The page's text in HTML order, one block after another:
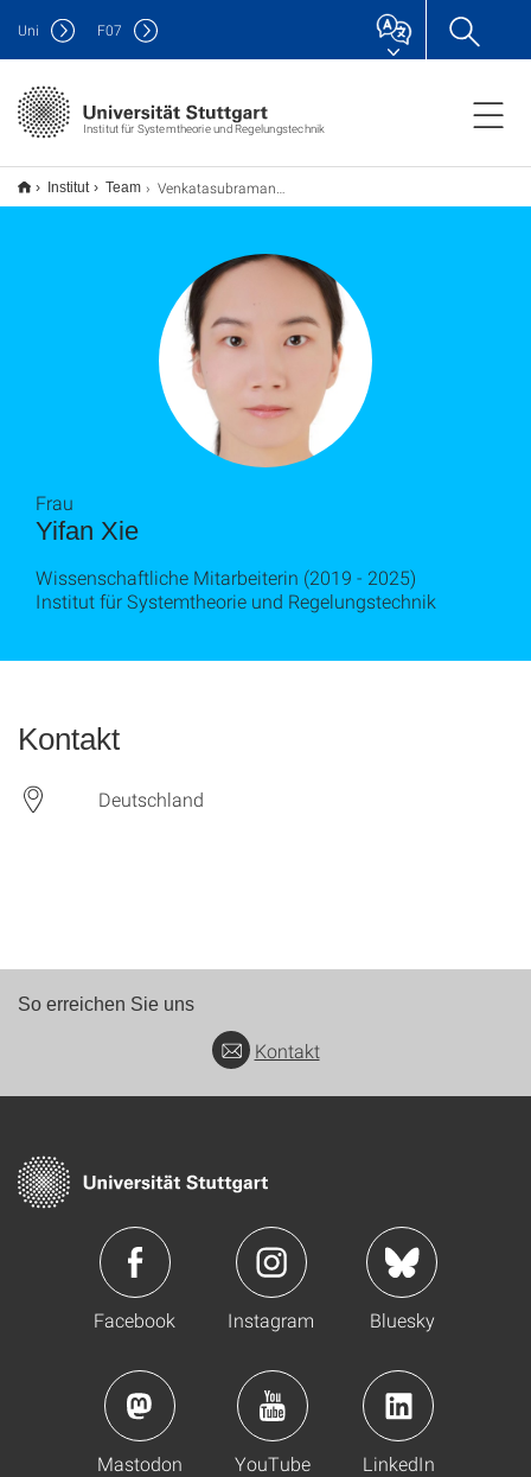
Institut für Systemtheorie und Regelungstechnik
Uni F07
Institut Team Venkatasubramanian
Yifan Xie
Frau
Wissenschaftliche Mitarbeiterin (2019 - 2025)
Institut für Systemtheorie und Regelungstechnik
Kontakt
Deutschland
So erreichen Sie uns
Kontakt
Facebook Instagram Bluesky
Mastodon YouTube LinkedIn